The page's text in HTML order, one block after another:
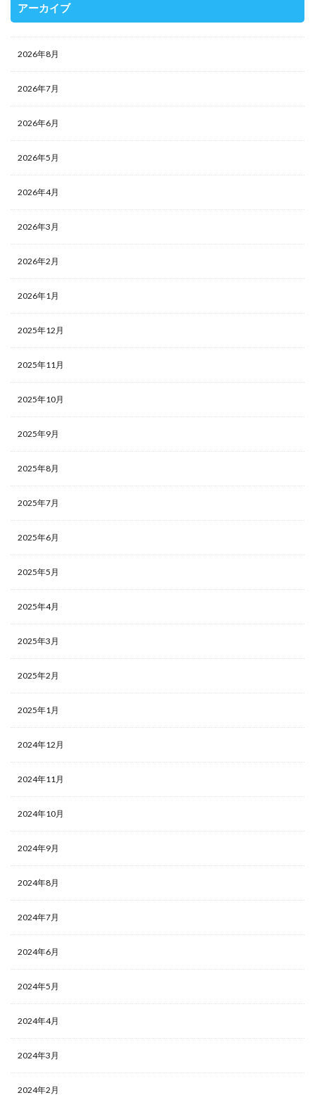
アーカイブ
2026年8月
2026年7月
2026年6月
2026年5月
2026年4月
2026年3月
2026年2月
2026年1月
2025年12月
2025年11月
2025年10月
2025年9月
2025年8月
2025年7月
2025年6月
2025年5月
2025年4月
2025年3月
2025年2月
2025年1月
2024年12月
2024年11月
2024年10月
2024年9月
2024年8月
2024年7月
2024年6月
2024年5月
2024年4月
2024年3月
2024年2月